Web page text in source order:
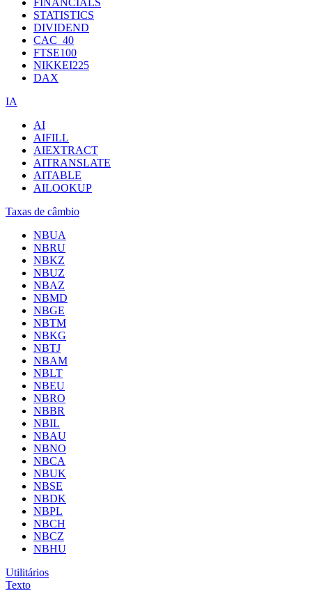
FINANCIALS
STATISTICS
DIVIDEND
CAC_40
FTSE100
NIKKEI225
DAX
IA
AI
AIFILL
AIEXTRACT
AITRANSLATE
AITABLE
AILOOKUP
Taxas de câmbio
NBUA
NBRU
NBKZ
NBUZ
NBAZ
NBMD
NBGE
NBTM
NBKG
NBTJ
NBAM
NBLT
NBEU
NBRO
NBBR
NBIL
NBAU
NBNO
NBCA
NBUK
NBSE
NBDK
NBPL
NBCH
NBCZ
NBHU
Utilitários
Texto